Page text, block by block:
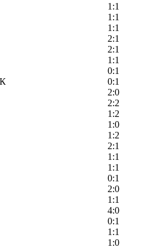
1:1
1:1
1:1
2:1
2:1
1:1
0:1
0:1
2:0
2:2
1:2
1:0
1:2
2:1
1:1
1:1
0:1
2:0
1:1
4:0
0:1
1:1
1:0